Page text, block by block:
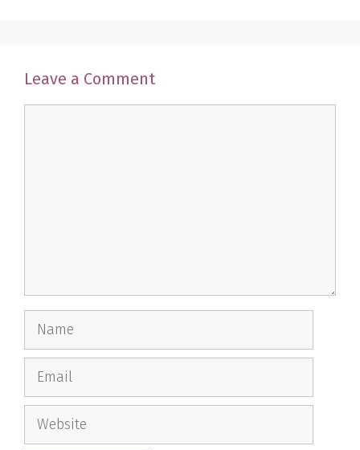
Leave a Comment
Name
Email
Website